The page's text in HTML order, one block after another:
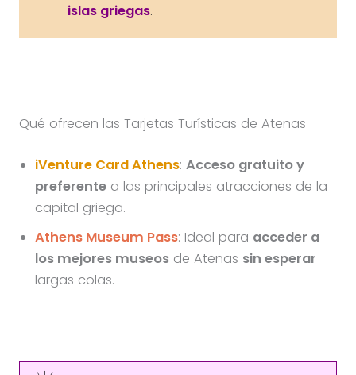
islas griegas.
Qué ofrecen las Tarjetas Turísticas de Atenas
iVenture Card Athens: Acceso gratuito y
preferentea las principales atracciones de la
capital griega.
Athens Museum Pass: Ideal para acceder a
los mejores museosde Atenas sin esperar
largas colas.